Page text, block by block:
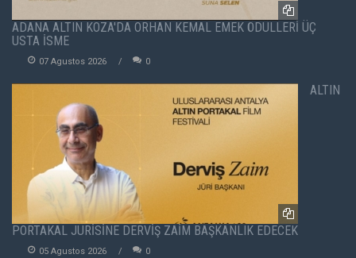
ADANA ALTIN KOZA'DA ORHAN KEMAL EMEK ÖDÜLLERİ ÜÇ
USTA İSME
07 Agustos 2026 0
ALTIN
PORTAKAL JÜRİSİNE DERVİŞ ZAİM BAŞKANLIK EDECEK
05 Agustos 2026 0